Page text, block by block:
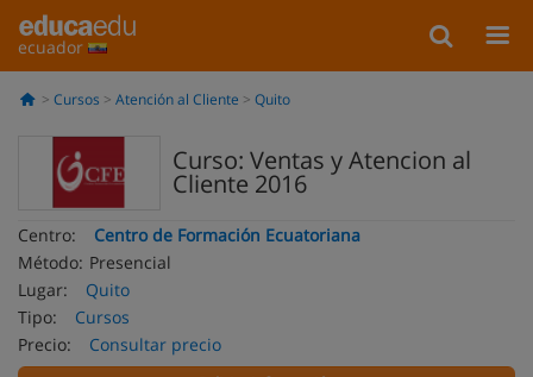
ecuador
Cursos Atención al Cliente Quito
Curso: Ventas y Atencion al
Cliente 2016
Centro:
Centro de Formación Ecuatoriana
Método: Presencial
Lugar:
Quito
Tipo:
Cursos
Precio:
Consultar precio